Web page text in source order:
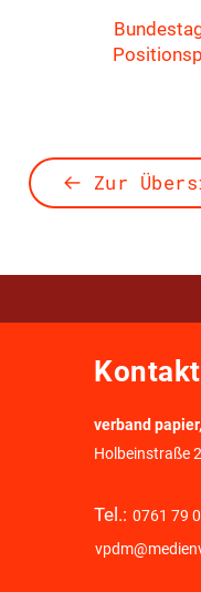
Zur
Kontakt
verband
Holbeinstraße
Tel.: 0761 79